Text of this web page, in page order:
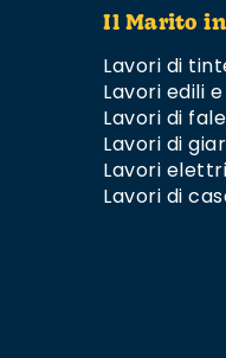
Il Marito
Lavori di
Lavori edili
Lavori di
Lavori di
Lavori
Lavori di